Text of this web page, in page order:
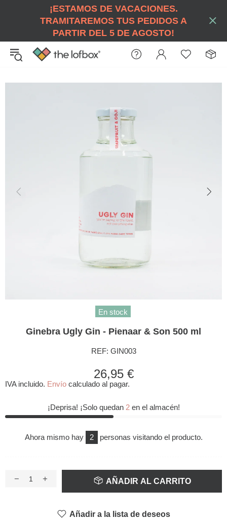
¡ESTAMOS DE VACACIONES.
TRAMITAREMOS TUS PEDIDOS A
PARTIR DEL 5 DE AGOSTO!
En stock
Ginebra Ugly Gin - Pienaar & Son 500 ml
REF: GIN003
26,95 €
IVA incluido. Envío calculado al pagar.
¡Deprisa! ¡Solo quedan 2en el almacén!
Ahora mismo hay 2 personas visitando el producto.
AÑADIR AL CARRITO
Añadir a la lista de deseos